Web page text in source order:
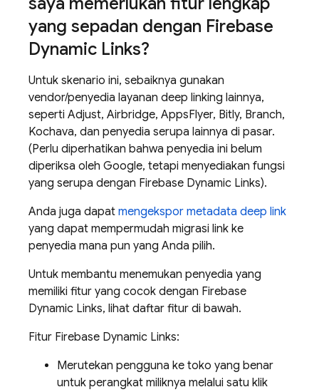
yang sepadan dengan Firebase
Dynamic Links?
Untuk skenario ini, sebaiknya gunakan
vendor/penyedia layanan deep linking lainnya,
seperti Adjust, Airbridge, AppsFlyer, Bitly, Branch,
Kochava, dan penyedia serupa lainnya di pasar.
(Perlu diperhatikan bahwa penyedia ini belum
diperiksa oleh Google, tetapi menyediakan fungsi
yang serupa dengan Firebase Dynamic Links).
Anda juga dapat mengekspor metadata deep link
yang dapat mempermudah migrasi link ke
penyedia mana pun yang Anda pilih.
Untuk membantu menemukan penyedia yang
memiliki fitur yang cocok dengan Firebase
Dynamic Links, lihat daftar fitur di bawah.
Fitur Firebase Dynamic Links:
Merutekan pengguna ke toko yang benar
untuk perangkat miliknya melalui satu klik